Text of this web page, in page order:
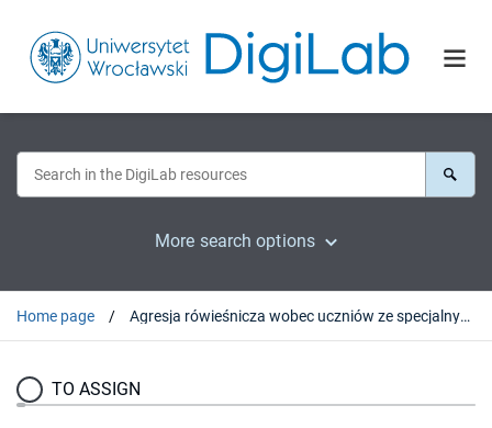
More search options
Home page Agresja rówieśnicza wobec uczniów ze specjalnymi potrzebami edukacyjnymi w relacjach pracowników poradni psychologiczno-pedagogicznych
TO ASSIGN